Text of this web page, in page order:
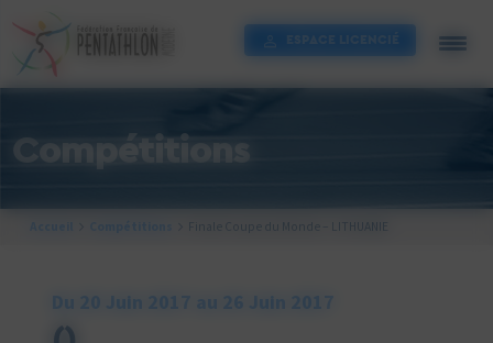
Compétitions
Du 20 Juin 2017 au 26 Juin 2017